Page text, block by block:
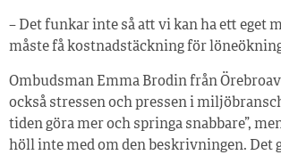
– Det funkar inte så att vi kan ha ett eget
måste få kostnadstäckning för
Ombudsman Emma Brodin från
också stressen och pressen i
tiden göra mer och springa snabbare”,
höll inte med om den beskrivningen. Det